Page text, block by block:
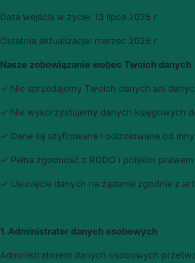
Data wejścia w życie: 13 lipca 2025 r.
Ostatnia aktualizacja: marzec 2026 r.
Nasze zobowiązanie wobec Twoich danych
✓ Nie sprzedajemy Twoich danych ani
✓ Nie wykorzystujemy danych księgowych
✓ Dane są szyfrowane i odizolowane od
✓ Pełna zgodność z RODO i polskim prawem
✓ Usunięcie danych na żądanie zgodnie z
1. Administrator danych osobowych
Administratorem danych osobowych